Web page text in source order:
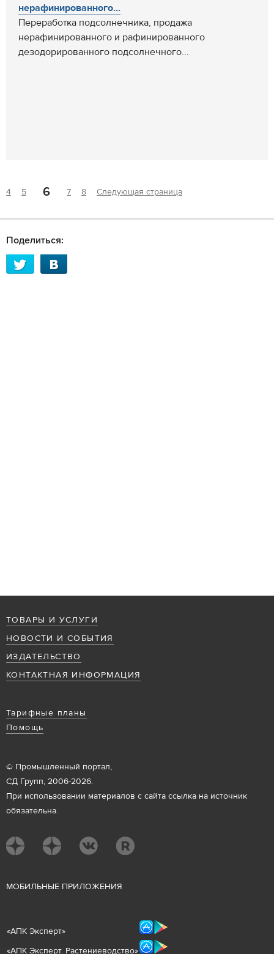
нерафинированного...
Переработка подсолнечника, продажа
нерафинированного и рафинированного
дезодорированного подсолнечного...
4 5 6 7 8 Следующая страница
Поделиться:
ТОВАРЫ И УСЛУГИ
НОВОСТИ И СОБЫТИЯ
ИЗДАТЕЛЬСТВО
КОНТАКТНАЯ ИНФОРМАЦИЯ
Тарифные планы
Помощь
© Промышленный портал,
СД Групп, 2006-2026.
При использовании материалов с сайта ссылка на источник
обязательна.
МОБИЛЬНЫЕ ПРИЛОЖЕНИЯ
«АПК Эксперт»
«АПК Эксперт. Растениеводство»